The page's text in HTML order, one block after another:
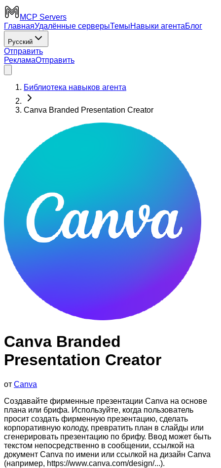
MCP Servers
ГлавнаяУдалённые серверыТемыНавыки агентаБлог
Русский
Отправить
РекламаОтправить
Библиотека навыков агента
Canva Branded Presentation Creator
Canva Branded
Presentation Creator
от Canva
Создавайте фирменные презентации Canva на основе
плана или брифа. Используйте, когда пользователь
просит создать фирменную презентацию, сделать
корпоративную колоду, превратить план в слайды или
сгенерировать презентацию по брифу. Ввод может быть
текстом непосредственно в сообщении, ссылкой на
документ Canva по имени или ссылкой на дизайн Canva
(например, https://www.canva.com/design/...).